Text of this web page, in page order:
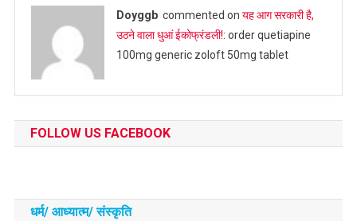
Doyggb commented onयह आग सरकारी है,
उठने वाला धुआं ईकोफ्रंडली!: order quetiapine
100mg generic zoloft 50mg tablet
FOLLOW US FACEBOOK
धर्म/ आध्‍यात्‍म/ संस्‍कृति